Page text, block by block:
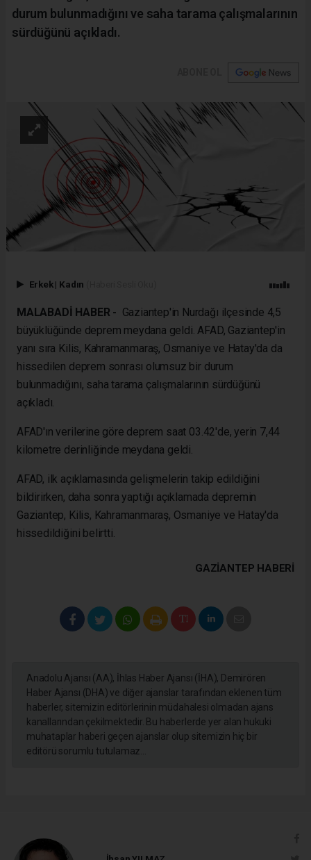
durum bulunmadığını ve saha tarama çalışmalarının
sürdüğünü açıkladı.
Erkek | Kadın
MALABADİ HABER - Gaziantep'in Nurdağı ilçesinde 4,5
büyüklüğünde deprem meydana geldi. AFAD, Gaziantep'in
yanı sıra Kilis, Kahramanmaraş, Osmaniye ve Hatay'da da
hissedilen deprem sonrası olumsuz bir durum
bulunmadığını, saha tarama çalışmalarının sürdüğünü
açıkladı.
AFAD'ın verilerine göre deprem saat 03.42'de, yerin 7,44
kilometre derinliğinde meydana geldi.
AFAD, ilk açıklamasında gelişmelerin takip edildiğini
bildirirken, daha sonra yaptığı açıklamada depremin
Gaziantep, Kilis, Kahramanmaraş, Osmaniye ve Hatay'da
hissedildiğini belirtti.
GAZIANTEP HABERİ
Anadolu Ajansı (AA), İhlas Haber Ajansı (İHA), Demirören
Haber Ajansı (DHA) ve diğer ajanslar tarafından eklenen tüm
haberler, sitemizin editörlerinin müdahalesi olmadan ajans
kanallarından çekilmektedir. Bu haberlerde yer alan hukuki
muhataplar haberi geçen ajanslar olup sitemizin hiç bir
editörü sorumlu tutulamaz...